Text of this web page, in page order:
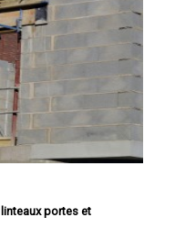
linteaux portes et